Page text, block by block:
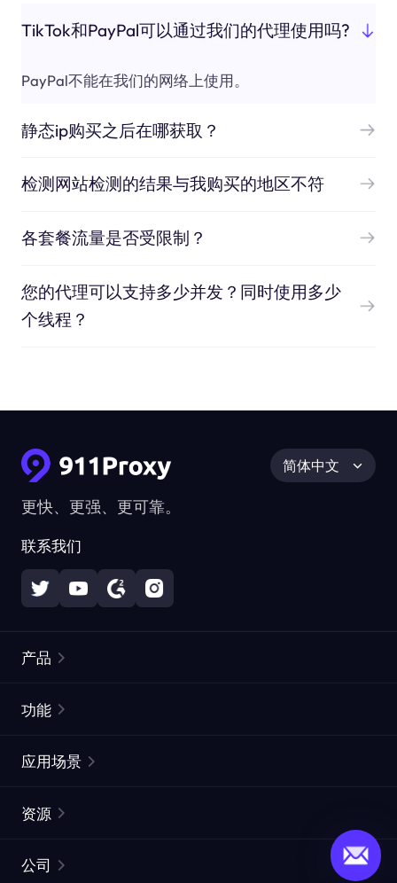
TikTok和PayPal可以通过我们的代理使用吗?
PayPal不能在我们的网络上使用。
静态ip购买之后在哪获取？
检测网站检测的结果与我购买的地区不符
各套餐流量是否受限制？
您的代理可以支持多少并发？同时使用多少
个线程？
更快、更强、更可靠。
联系我们
简体中文
产品
静态住宅代理
网页抓取 API
功能
ISP代理
ProxySite
应用场景
市场研究
资源
公司